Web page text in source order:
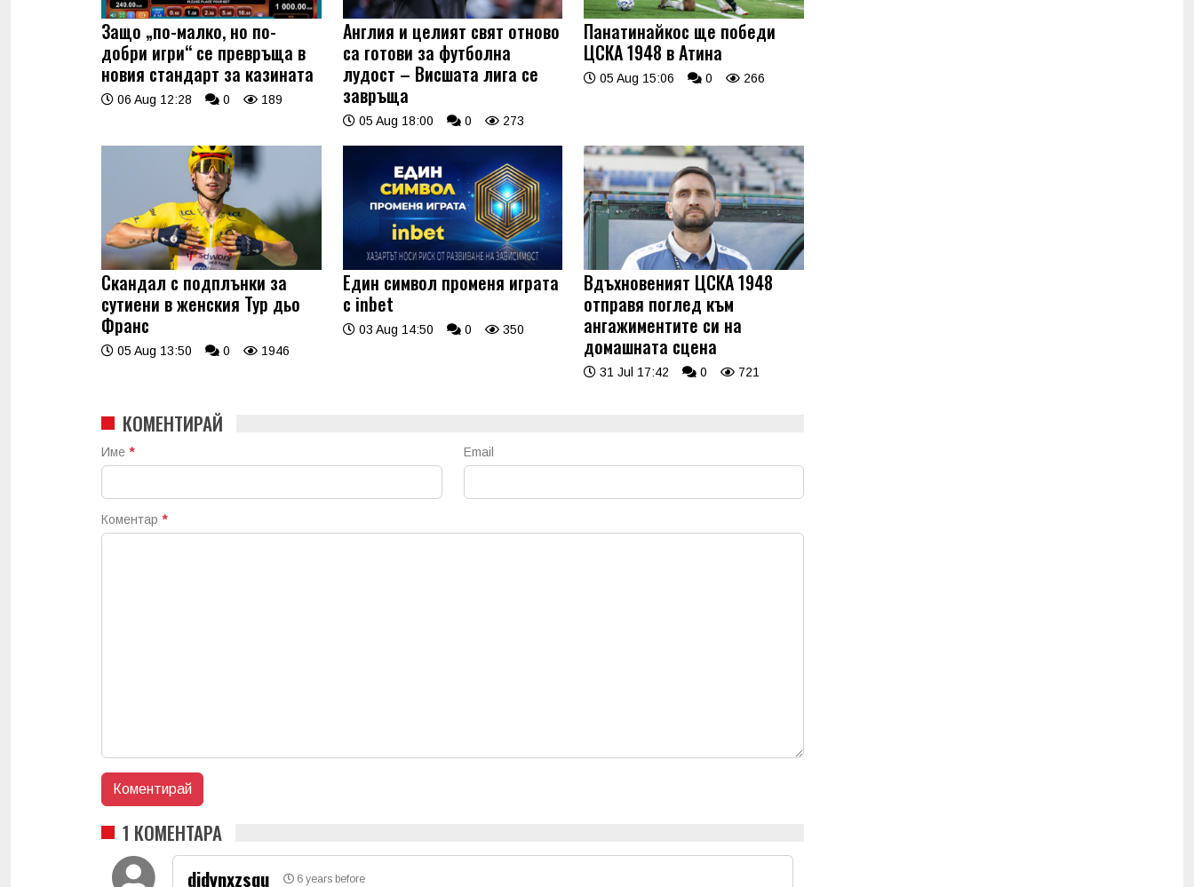
Защо „по-малко, но по-
добри игри“ се превръща в
новия стандарт за казината
06 Aug 12:28 0 189
Англия и целият свят отново
са готови за футболна
лудост – Висшата лига се
завръща
05 Aug 18:00 0 273
Панатинайкос ще победи
ЦСКА 1948 в Атина
05 Aug 15:06 0 266
Скандал с подплънки за
сутиени в женския Тур дьо
Франс
05 Aug 13:50 0 1946
Един символ променя играта
с inbet
03 Aug 14:50 0 350
Вдъхновеният ЦСКА 1948
отправя поглед към
ангажиментите си на
домашната сцена
31 Jul 17:42 0 721
КОМЕНТИРАЙ
Име * Email
Коментар *
1 КОМЕНТАРА
didynxzsqu
6 years before